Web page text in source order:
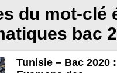
du mot-clé
bac
Tunisie – Bac 2020 :